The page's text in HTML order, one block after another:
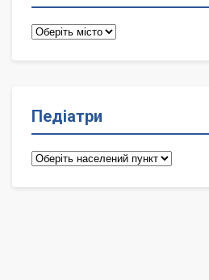
Терапевти
Педіатри
Педіатри